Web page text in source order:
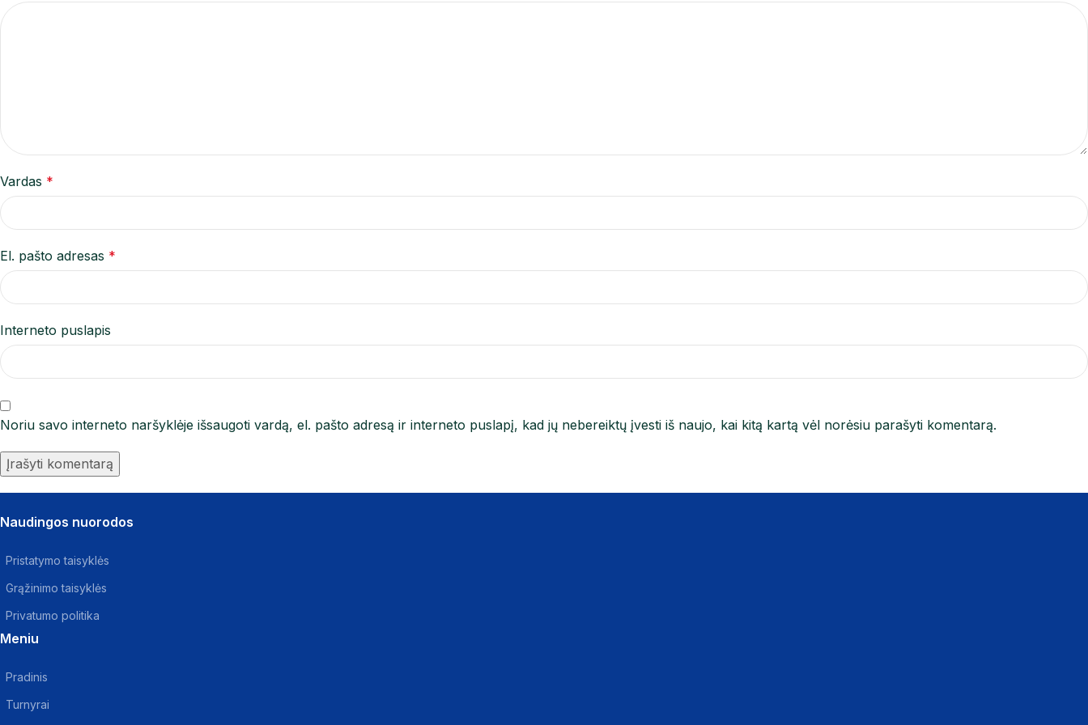
Vardas *
El. pašto adresas *
Interneto puslapis
Noriu savo interneto naršyklėje išsaugoti vardą, el. pašto adresą ir interneto puslapį, kad jų nebereiktų įvesti iš naujo, kai kitą kartą vėl norėsiu parašyti komentarą.
Naudingos nuorodos
Pristatymo taisyklės
Grąžinimo taisyklės
Privatumo politika
Meniu
Pradinis
Turnyrai